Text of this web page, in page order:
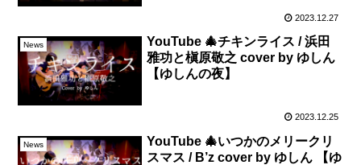
2023.12.27
News
YouTube 🎄チキンライス / 浜田
雅功と槇原敬之 cover by ゆしん
【ゆしんの夜】
2023.12.25
News
YouTube 🎄いつかのメリークリ
スマス / B’z cover by ゆしん 【ゆ